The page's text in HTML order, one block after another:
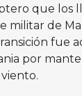
que los
militar de
fue
por